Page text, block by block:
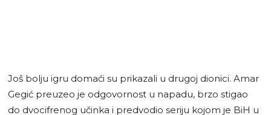
Još bolju igru domaći su prikazali u drugoj dionici. Amar
Gegić preuzeo je odgovornost u napadu, brzo stigao
do dvocifrenog učinka i predvodio seriju kojom je BiH u